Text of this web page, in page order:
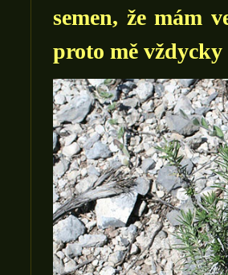
semen, že mám
proto mě